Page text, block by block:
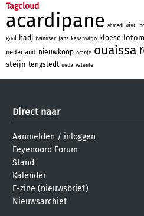
Tagcloud
acardipane ahmadi aivd
gaal hadj ivanusec jans kasanwirjo kloese
nederland nieuwkoop oranje ouaissa
steijn tengstedt ueda valente
Direct naar
Aanmelden / inloggen
Feyenoord Forum
Stand
Kalender
E-zine (nieuwsbrief)
Nieuwsarchief